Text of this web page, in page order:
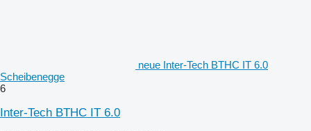
neue Inter-Tech BTHC IT 6.0
Scheibenegge
6
Inter-Tech BTHC IT 6.0